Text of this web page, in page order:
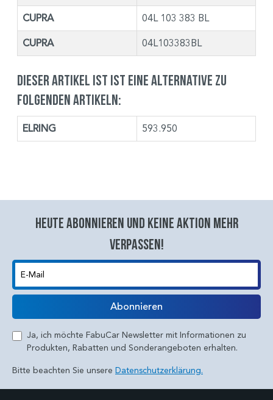
CUPRA 04L 103 383 BL
CUPRA 04L103383BL
Dieser Artikel ist ist eine Alternative zu
folgenden Artikeln:
ELRING 593.950
Heute abonnieren und keine aktion mehr
verpassen!
E-Mail
Abonnieren
Ja, ich möchte FabuCar Newsletter mit Informationen zu
Produkten, Rabatten und Sonderangeboten erhalten.
Bitte beachten Sie unsere Datenschutzerklärung.